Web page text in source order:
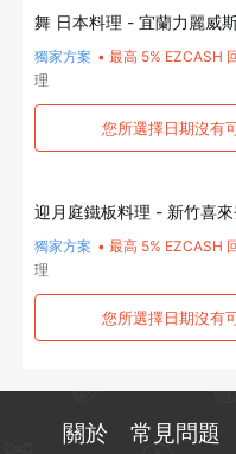
舞 日本料理 - 宜蘭力麗威
獨家方案 •最高 5% EZCASH
理
您所選擇日期沒有
迎月庭鐵板料理 - 新竹喜
獨家方案 •最高 5% EZCASH
理
您所選擇日期沒有
關於 常見問題